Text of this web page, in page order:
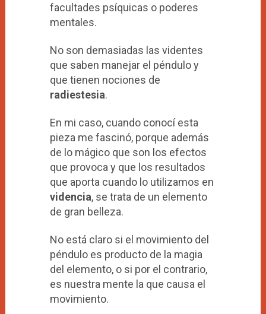
facultades psíquicas o poderes
mentales.
No son demasiadas las videntes
que saben manejar el péndulo y
que tienen nociones de
radiestesia.
En mi caso, cuando conocí esta
pieza me fascinó, porque además
de lo mágico que son los efectos
que provoca y que los resultados
que aporta cuando lo utilizamos en
videncia, se trata de un elemento
de gran belleza.
No está claro si el movimiento del
péndulo es producto de la magia
del elemento, o si por el contrario,
es nuestra mente la que causa el
movimiento.